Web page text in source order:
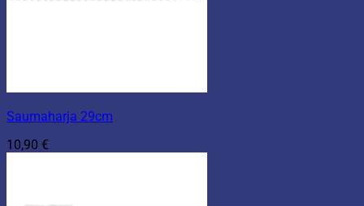
Saumaharja 29cm
10,90 €